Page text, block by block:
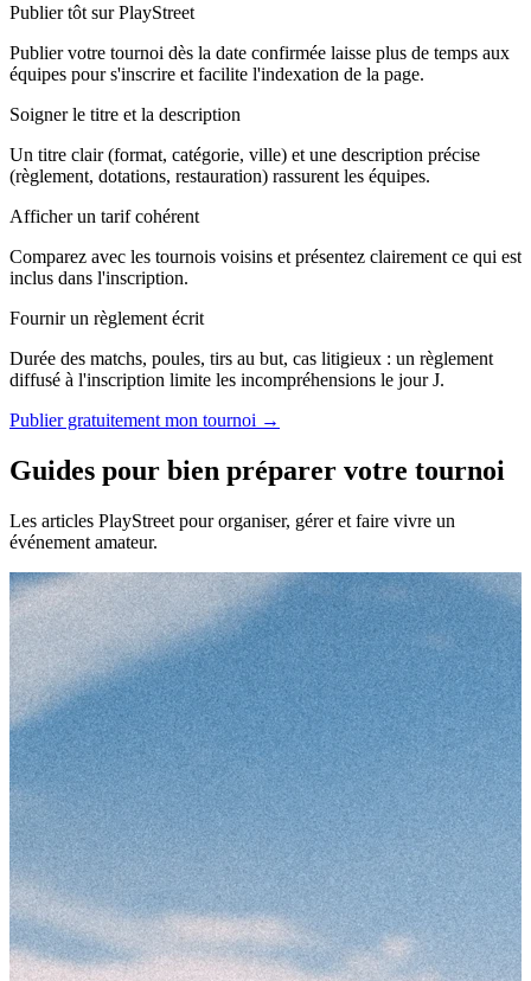
Publier tôt sur PlayStreet
Publier votre tournoi dès la date confirmée laisse plus de temps aux
équipes pour s'inscrire et facilite l'indexation de la page.
Soigner le titre et la description
Un titre clair (format, catégorie, ville) et une description précise
(règlement, dotations, restauration) rassurent les équipes.
Afficher un tarif cohérent
Comparez avec les tournois voisins et présentez clairement ce qui est
inclus dans l'inscription.
Fournir un règlement écrit
Durée des matchs, poules, tirs au but, cas litigieux : un règlement
diffusé à l'inscription limite les incompréhensions le jour J.
Publier gratuitement mon tournoi →
Guides pour bien préparer votre tournoi
Les articles PlayStreet pour organiser, gérer et faire vivre un
événement amateur.